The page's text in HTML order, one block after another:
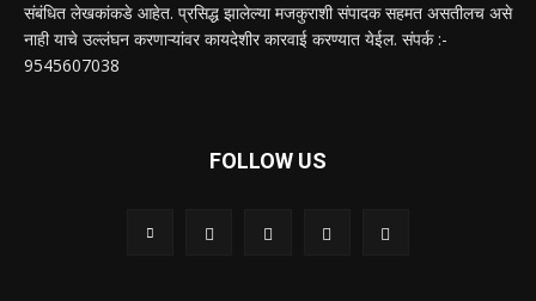
संबंधित लेखकांकडे आहेत. प्रसिद्ध झालेल्या मजकुराशी संपादक सहमत असतीलच असे
नाही याचे उल्लंघन करणाऱ्यांवर कायदेशीर कारवाई करण्यात येईल. संपर्क :-
9545607038
FOLLOW US